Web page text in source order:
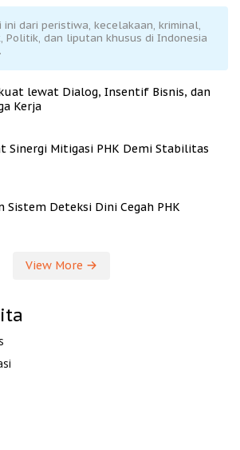
dari peristiwa, kecelakaan, kriminal,
Politik, dan liputan khusus di Indonesia
lewat Dialog, Insentif Bisnis, dan
Kerja
Sinergi Mitigasi PHK Demi Stabilitas
Sistem Deteksi Dini Cegah PHK
View More